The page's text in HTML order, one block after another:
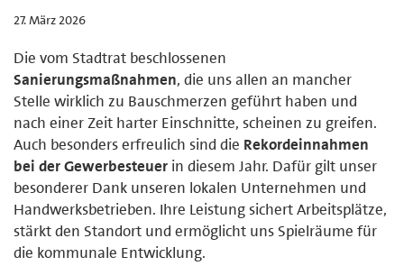
27. März 2026
Die vom Stadtrat beschlossenen
Sanierungsmaßnahmen, die uns allen an mancher
Stelle wirklich zu Bauschmerzen geführt haben und
nach einer Zeit harter Einschnitte, scheinen zu greifen.
Auch besonders erfreulich sind die Rekordeinnahmen
bei der Gewerbesteuer in diesem Jahr. Dafür gilt unser
besonderer Dank unseren lokalen Unternehmen und
Handwerksbetrieben. Ihre Leistung sichert Arbeitsplätze,
stärkt den Standort und ermöglicht uns Spielräume für
die kommunale Entwicklung.